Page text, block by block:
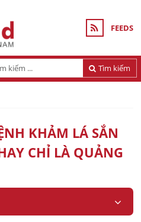
FEEDS
Tìm kiếm
KHẢM LÁ SẮN
CHỈ LÀ QUẢNG